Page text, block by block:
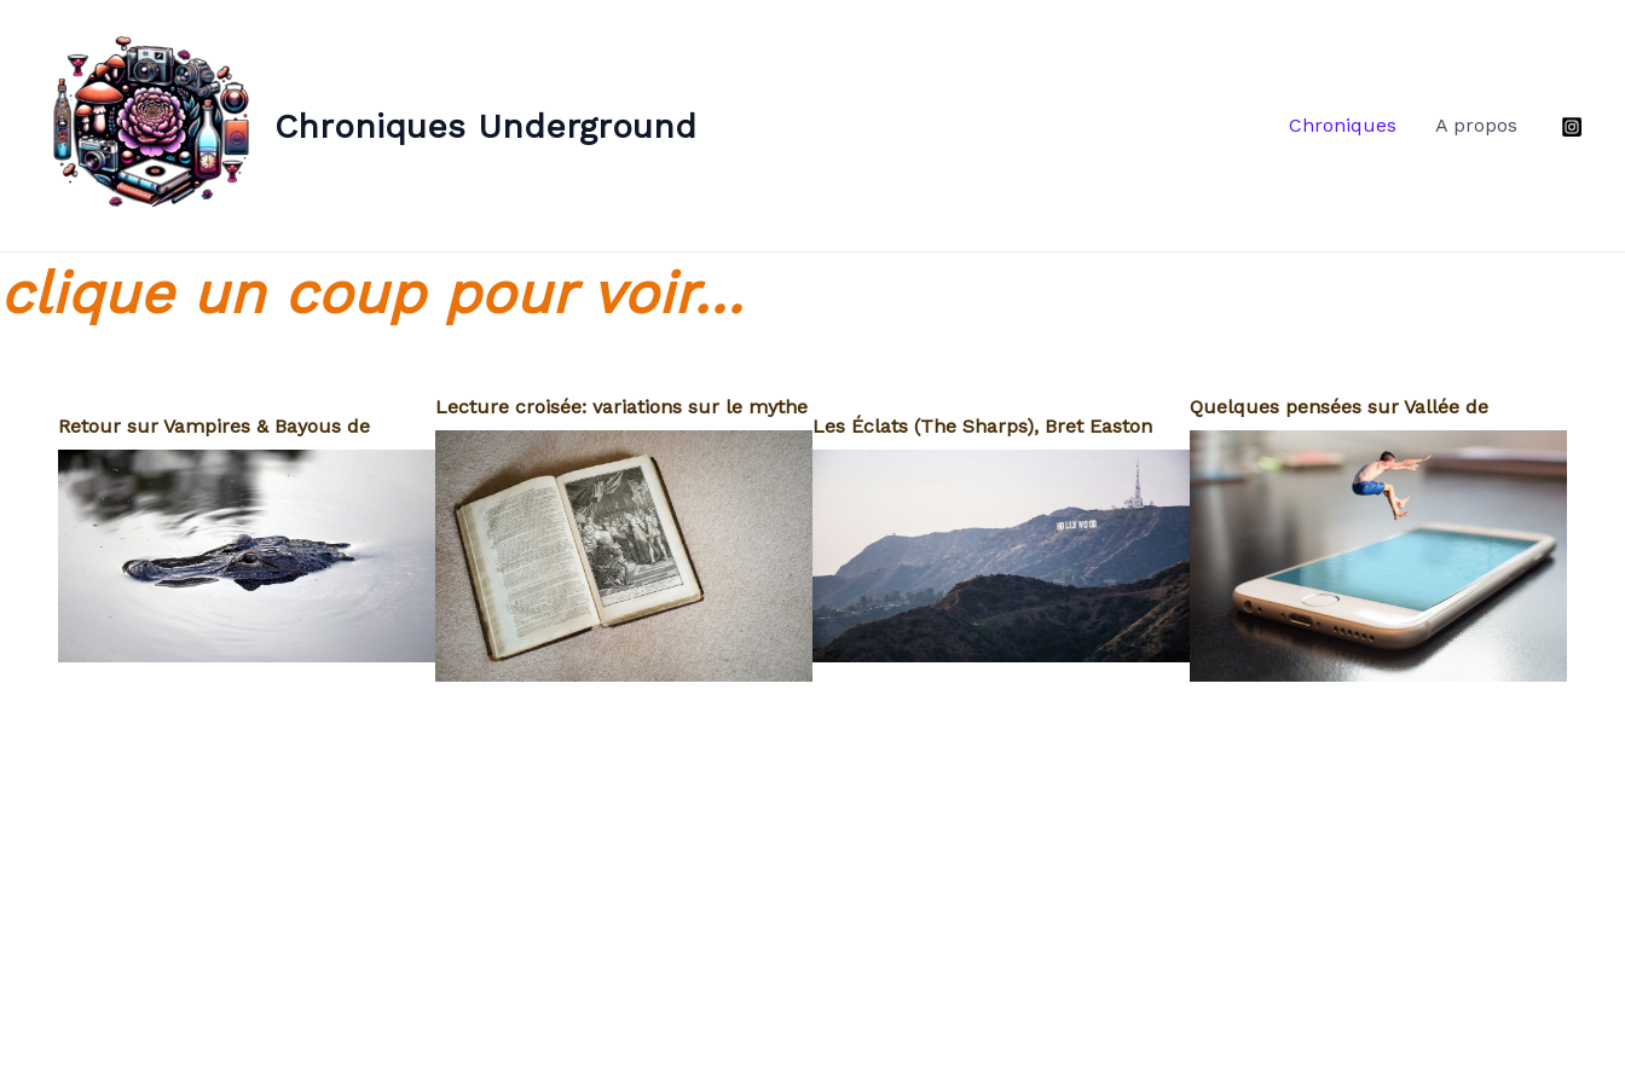
contenu
Chroniques Underground Chroniques A propos
clique un coup pour voir…
Retour sur Vampires & Bayous de
Morgane Caussarieu
Lecture croisée: variations sur le mythe
de Don Juan
Les Éclats (The Sharps), Bret Easton
Quelques pensées sur Vallée de
Silicium